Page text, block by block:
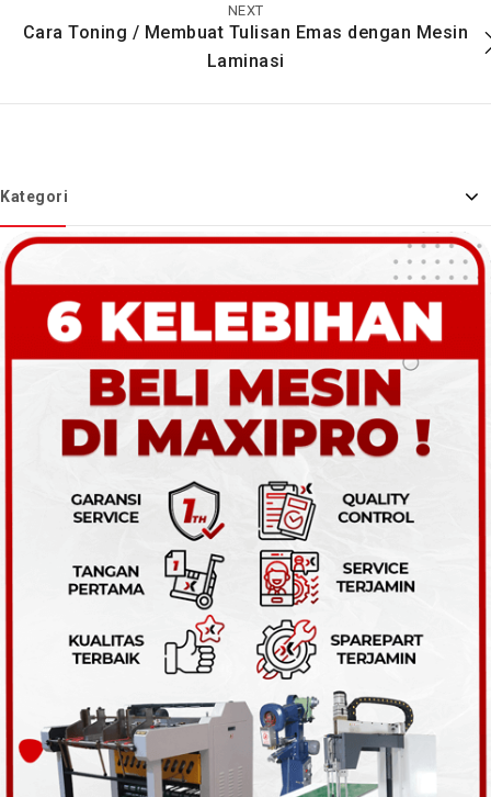
NEXT
Cara Toning / Membuat Tulisan Emas dengan Mesin
Laminasi
Kategori